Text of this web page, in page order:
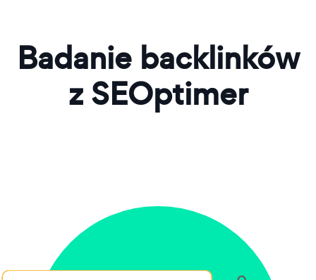
Badanie backlinków
z SEOptimer